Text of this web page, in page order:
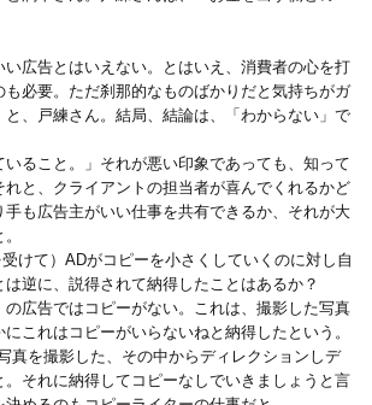
い広告とはいえない。とはいえ、消費者の心を打
必要。ただ刹那的なものばかりだと気持ちがガ
、戸練さん。結局、結論は、「わからない」で
ること。」それが悪い印象であっても、知って
れと、クライアントの担当者が喜んでくれるかど
手も広告主がいい仕事を共有できるか、それが大
けて）ADがコピーを小さくしていくのに対し自
逆に、説得されて納得したことはあるか？
の広告ではコピーがない。これは、撮影した写真
これはコピーがいらないねと納得したという。
真を撮影した、その中からディレクションしデ
それに納得してコピーなしでいきましょうと言